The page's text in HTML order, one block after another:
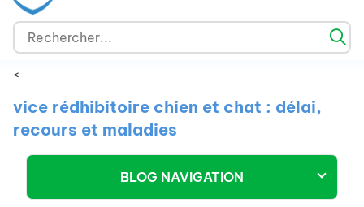
<
vice rédhibitoire chien et chat : délai,
recours et maladies
BLOG NAVIGATION